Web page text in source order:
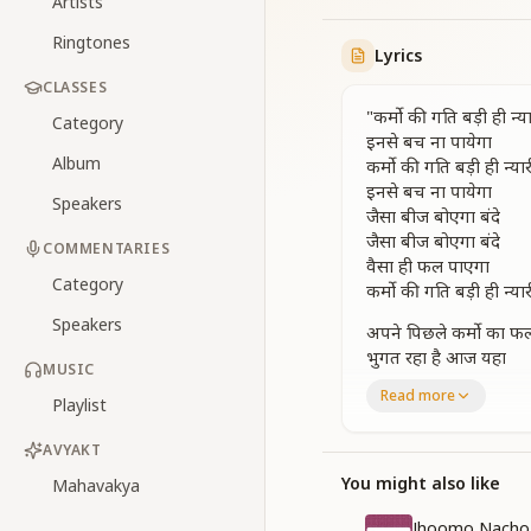
Ringtones
CLASSES
Category
Album
Speakers
COMMENTARIES
Category
Speakers
MUSIC
Playlist
AVYAKT
Mahavakya
Lyrics
"कर्मो की गति बड़ी ही
इनसे बच ना पायेगा
कर्मो की गति बड़ी ही
इनसे बच ना पायेगा
जैसा बीज बोएगा बंदे
जैसा बीज बोएगा बंदे
वैसा ही फल पाएगा
कर्मो की गति बड़ी ही
अपने पिछले कर्मो का
भुगत रहा है आज यहा
काम आयें जो तुझे वहा
भुगत रहा है आज यहा
श्रेष्ठ कर्म कुछ अब तो कर ले
Read more
You might also like